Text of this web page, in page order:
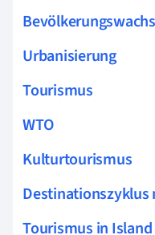
Urbanisierung
Tourismus
WTO
Kulturtourismus
Destinationszyklus
Tourismus in Island